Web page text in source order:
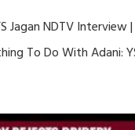
Jagan NDTV Interview
To Do With Adani: